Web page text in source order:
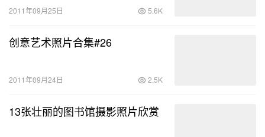
2011年09月25日 5.6K
创意艺术照片合集#26
2011年09月24日 2.5K
13张壮丽的图书馆摄影照片欣赏